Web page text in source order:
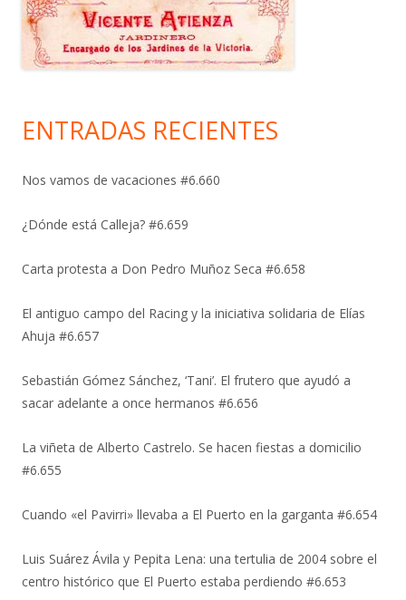
ENTRADAS RECIENTES
Nos vamos de vacaciones #6.660
¿Dónde está Calleja? #6.659
Carta protesta a Don Pedro Muñoz Seca #6.658
El antiguo campo del Racing y la iniciativa solidaria de Elías
Ahuja #6.657
Sebastián Gómez Sánchez, ‘Tani’. El frutero que ayudó a
sacar adelante a once hermanos #6.656
La viñeta de Alberto Castrelo. Se hacen fiestas a domicilio
#6.655
Cuando «el Pavirri» llevaba a El Puerto en la garganta #6.654
Luis Suárez Ávila y Pepita Lena: una tertulia de 2004 sobre el
centro histórico que El Puerto estaba perdiendo #6.653